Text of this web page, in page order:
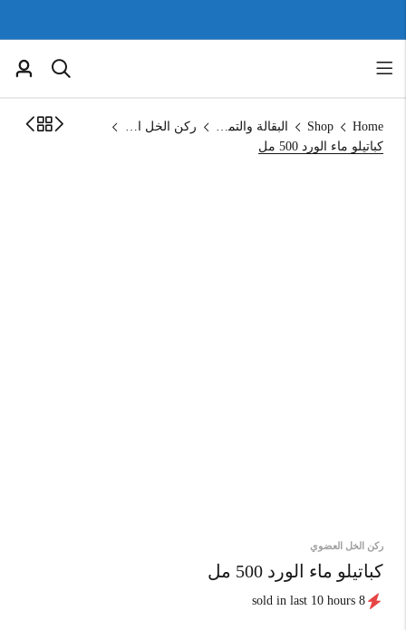
Home
Shop البقالة والتموين
ركن الخل العضوي
كباتيلو ماء الورد 500 مل
ركن الخل العضوي
كباتيلو ماء الورد 500 مل
8 sold in last 10 hours